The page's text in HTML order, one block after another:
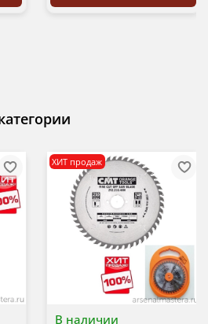
В наличии
ХИТ продаж